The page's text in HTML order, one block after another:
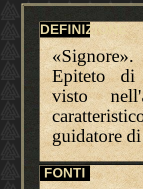
DEFINIZIONE
«Signore».
Epiteto
visto
guidatore
FONTI